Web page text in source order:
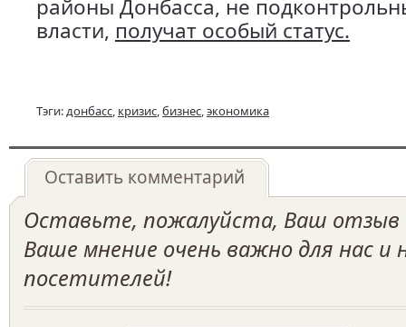
районы Донбасса, не
власти, получат особый статус.
Тэги:донбасс, кризис,бизнес,экономика
Оставить комментарий
Оставьте, пожалуйста, Ваш отзыв
Ваше мнение очень важно для нас и
посетителей!